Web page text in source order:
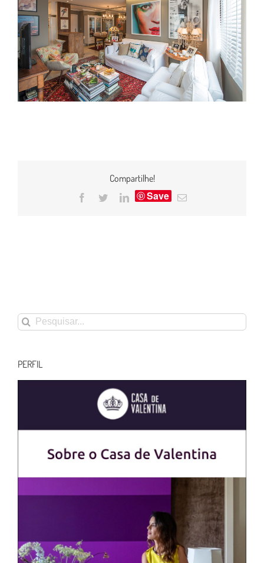
Compartilhe!
Facebook
TwitterLinkedIn
Save
E-
Buscar
resultados
PERFIL